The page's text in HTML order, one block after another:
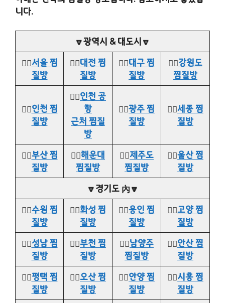
니다.
🔽광역시 & 대도시🔽
👉🏻서울 찜
질방
👉🏻대전 찜
질방
👉🏻대구 찜
질방
👉🏻강원도
찜질방
👉🏻인천 찜
질방
👉🏻인천 공
항
근처 찜질
방
👉🏻광주 찜
질방
👉🏻세종 찜
질방
👉🏻부산 찜
질방
👉🏻해운대
찜질방
👉🏻제주도
찜질방
👉🏻울산 찜
질방
🔽경기도 內🔽
👉🏻수원 찜
질방
👉🏻화성 찜
질방
👉🏻용인 찜
질방
👉🏻고양 찜
질방
👉🏻성남 찜
질방
👉🏻부천 찜
질방
👉🏻남양주
찜질방
👉🏻안산 찜
질방
👉🏻평택 찜
질방
👉🏻오산 찜
질방
👉🏻안양 찜
질방
👉🏻시흥 찜
질방